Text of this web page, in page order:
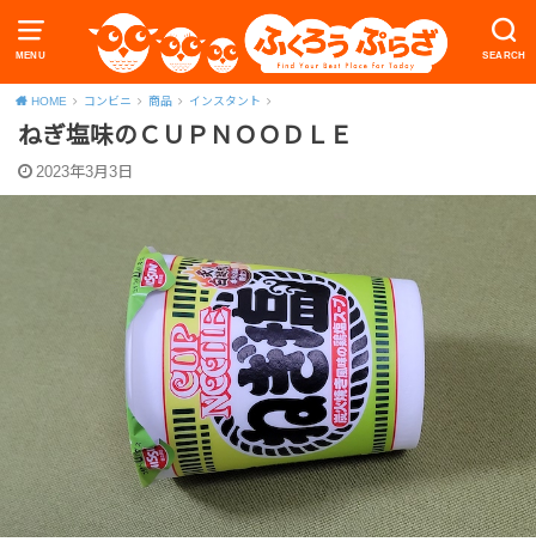
MENU SEARCH
HOME コンビニ 商品 インスタント
ねぎ塩味のＣＵＰＮＯＯＤＬＥ
2023年3月3日